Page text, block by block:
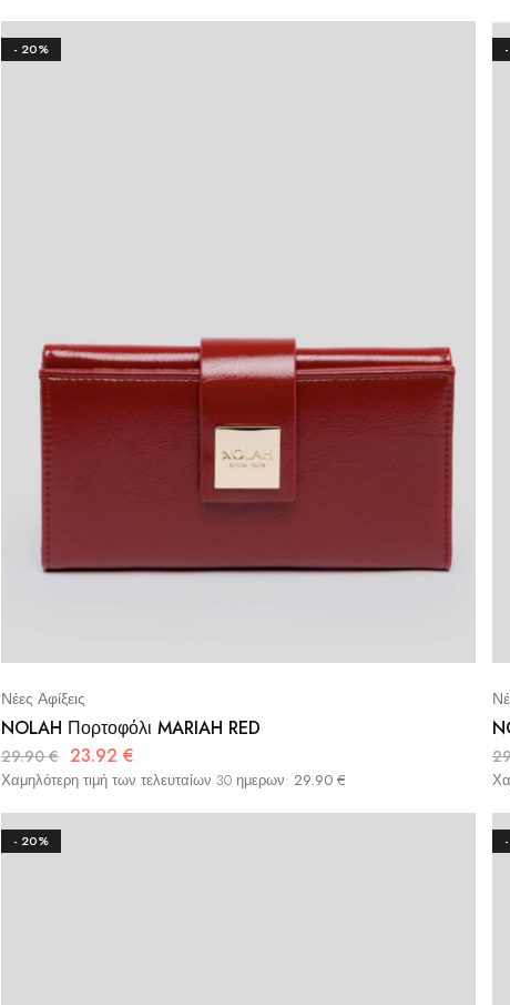
- 20%
Νέες Αφίξεις
NOLAH Πορτοφόλι MARIAH RED
29.90€ 23.92 €
Χαμηλότερη τιμή των τελευταίων 30 ημερων: 29.90 €
- 20%